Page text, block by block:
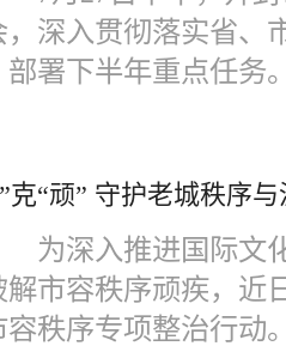
深入贯彻落实省、
署下半年重点任务
克“顽” 守护老城秩序与
入推进国际文化
市容秩序顽疾，近
秩序专项整治行动